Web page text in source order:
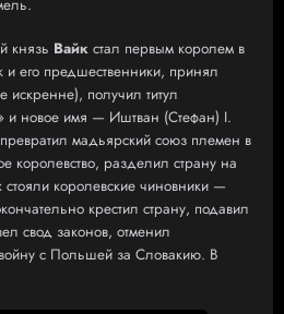
князь Вайк стал первым королем в
его предшественники, принял
искренне), получил титул
и новое имя — Иштван (Стефан) I.
мадьярский союз племен в
королевство, разделил страну на
стояли королевские чиновники —
крестил страну, подавил
свод законов, отменил
с Польшей за Словакию. В